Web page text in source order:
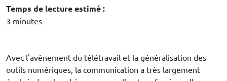
Temps de lecture estimé :
3 minutes
Avec l'avènement du télétravail et la généralisation des
outils numériques, la communication a très largement